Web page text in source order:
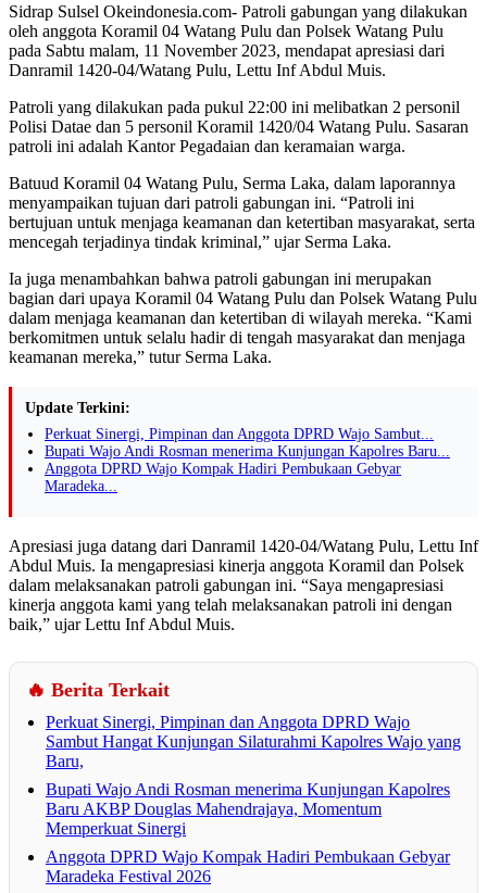
Sidrap Sulsel Okeindonesia.com- Patroli gabungan yang dilakukan
oleh anggota Koramil 04 Watang Pulu dan Polsek Watang Pulu
pada Sabtu malam, 11 November 2023, mendapat apresiasi dari
Danramil 1420-04/Watang Pulu, Lettu Inf Abdul Muis.
Patroli yang dilakukan pada pukul 22:00 ini melibatkan 2 personil
Polisi Datae dan 5 personil Koramil 1420/04 Watang Pulu. Sasaran
patroli ini adalah Kantor Pegadaian dan keramaian warga.
Batuud Koramil 04 Watang Pulu, Serma Laka, dalam laporannya
menyampaikan tujuan dari patroli gabungan ini. “Patroli ini
bertujuan untuk menjaga keamanan dan ketertiban masyarakat, serta
mencegah terjadinya tindak kriminal,” ujar Serma Laka.
Ia juga menambahkan bahwa patroli gabungan ini merupakan
bagian dari upaya Koramil 04 Watang Pulu dan Polsek Watang Pulu
dalam menjaga keamanan dan ketertiban di wilayah mereka. “Kami
berkomitmen untuk selalu hadir di tengah masyarakat dan menjaga
keamanan mereka,” tutur Serma Laka.
Update Terkini:
Perkuat Sinergi, Pimpinan dan Anggota DPRD Wajo Sambut...
Bupati Wajo Andi Rosman menerima Kunjungan Kapolres Baru...
Anggota DPRD Wajo Kompak Hadiri Pembukaan Gebyar
Maradeka...
Apresiasi juga datang dari Danramil 1420-04/Watang Pulu, Lettu Inf
Abdul Muis. Ia mengapresiasi kinerja anggota Koramil dan Polsek
dalam melaksanakan patroli gabungan ini. “Saya mengapresiasi
kinerja anggota kami yang telah melaksanakan patroli ini dengan
baik,” ujar Lettu Inf Abdul Muis.
🔥 Berita Terkait
Perkuat Sinergi, Pimpinan dan Anggota DPRD Wajo
Sambut Hangat Kunjungan Silaturahmi Kapolres Wajo yang
Baru,
Bupati Wajo Andi Rosman menerima Kunjungan Kapolres
Baru AKBP Douglas Mahendrajaya, Momentum
Memperkuat Sinergi
Anggota DPRD Wajo Kompak Hadiri Pembukaan Gebyar
Maradeka Festival 2026